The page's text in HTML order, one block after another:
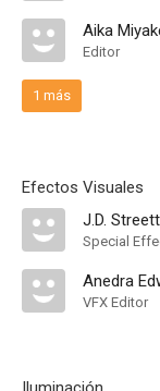
Aika
Editor
1 más
Efectos Visuales
J.D. Streett
Anedra
VFX Editor